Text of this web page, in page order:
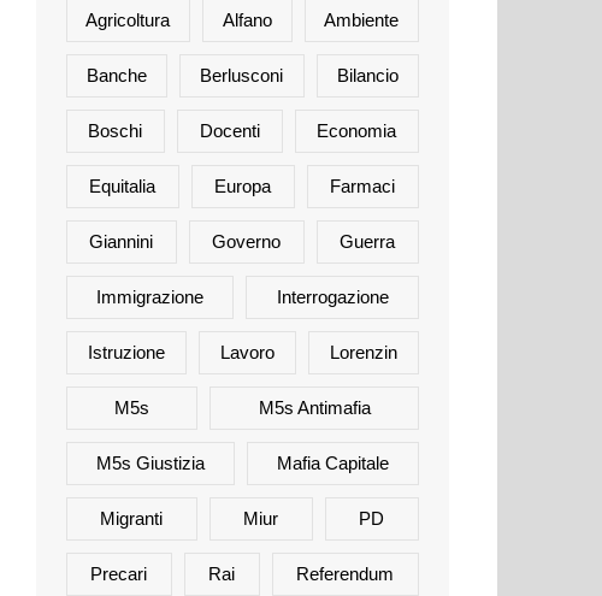
Agricoltura Alfano Ambiente
Banche Berlusconi Bilancio
Boschi Docenti Economia
Equitalia Europa Farmaci
Giannini Governo Guerra
Immigrazione Interrogazione
Istruzione Lavoro Lorenzin
M5s M5s Antimafia
M5s Giustizia Mafia Capitale
Migranti Miur PD
Precari Rai Referendum